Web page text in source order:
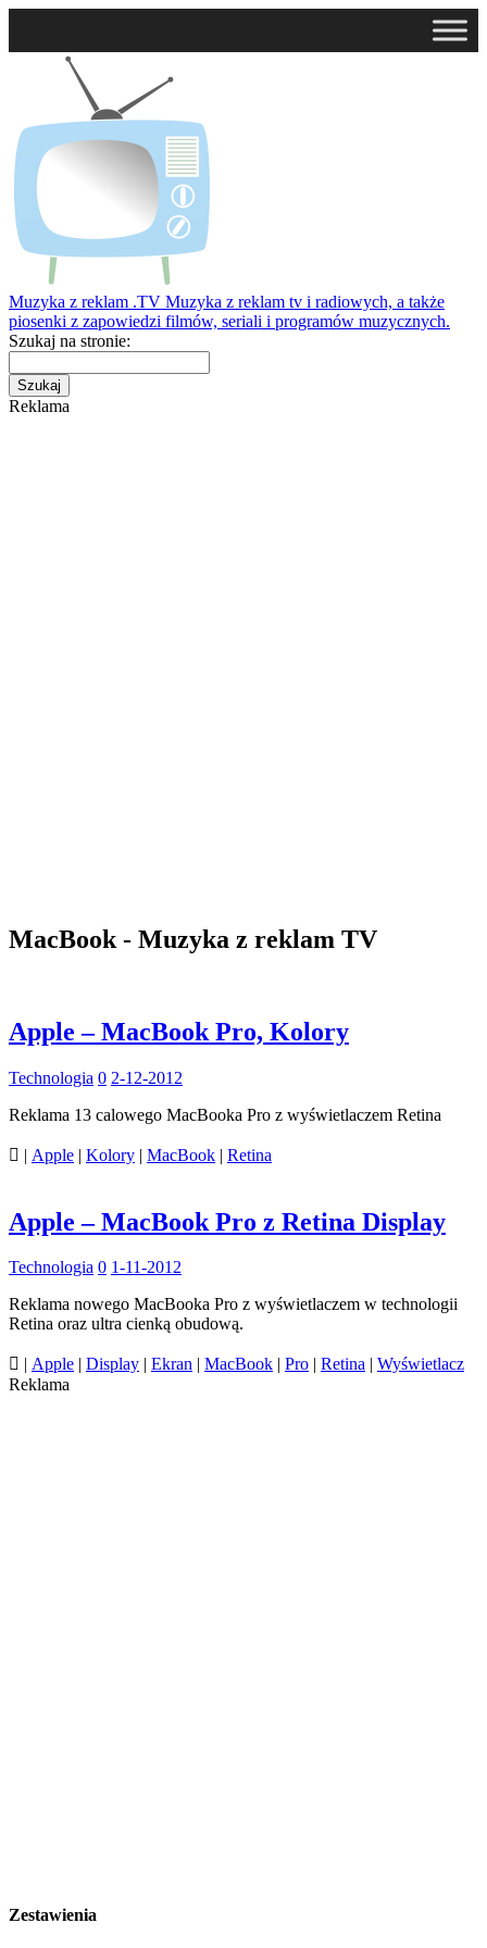
Muzyka z reklam .TV Muzyka z reklam tv i radiowych, a także
piosenki z zapowiedzi filmów, seriali i programów muzycznych.
Szukaj na stronie:
Reklama
MacBook - Muzyka z reklam TV
Apple – MacBook Pro, Kolory
Technologia 0 2-12-2012
Reklama 13 calowego MacBooka Pro z wyświetlaczem Retina
 | Apple | Kolory | MacBook | Retina
Apple – MacBook Pro z Retina Display
Technologia 0 1-11-2012
Reklama nowego MacBooka Pro z wyświetlaczem w technologii
Retina oraz ultra cienką obudową.
 | Apple | Display | Ekran | MacBook | Pro | Retina | Wyświetlacz
Reklama
Zestawienia